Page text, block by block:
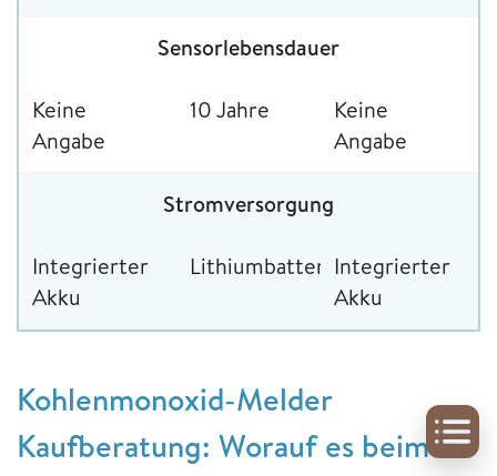
Sensorlebensdauer
Keine
Angabe
10 Jahre
Keine
Angabe
Stromversorgung
Integrierter
Akku
LithiumbatterieIntegrierter
Akku
Kohlenmonoxid-Melder
Kaufberatung: Worauf es beim